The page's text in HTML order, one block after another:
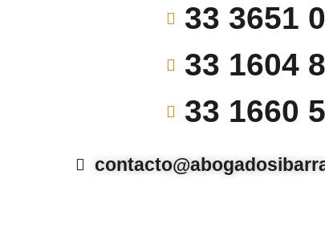
33 3651
33 1604
33 1660